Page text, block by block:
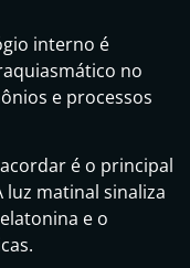
interno é
no
e processos
é o principal
matinal sinaliza
e o